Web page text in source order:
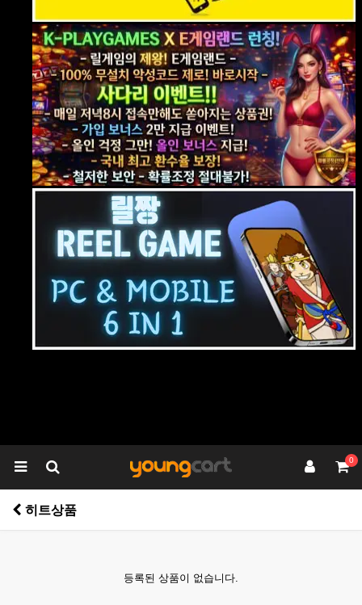
0
히트상품
등록된 상품이 없습니다.